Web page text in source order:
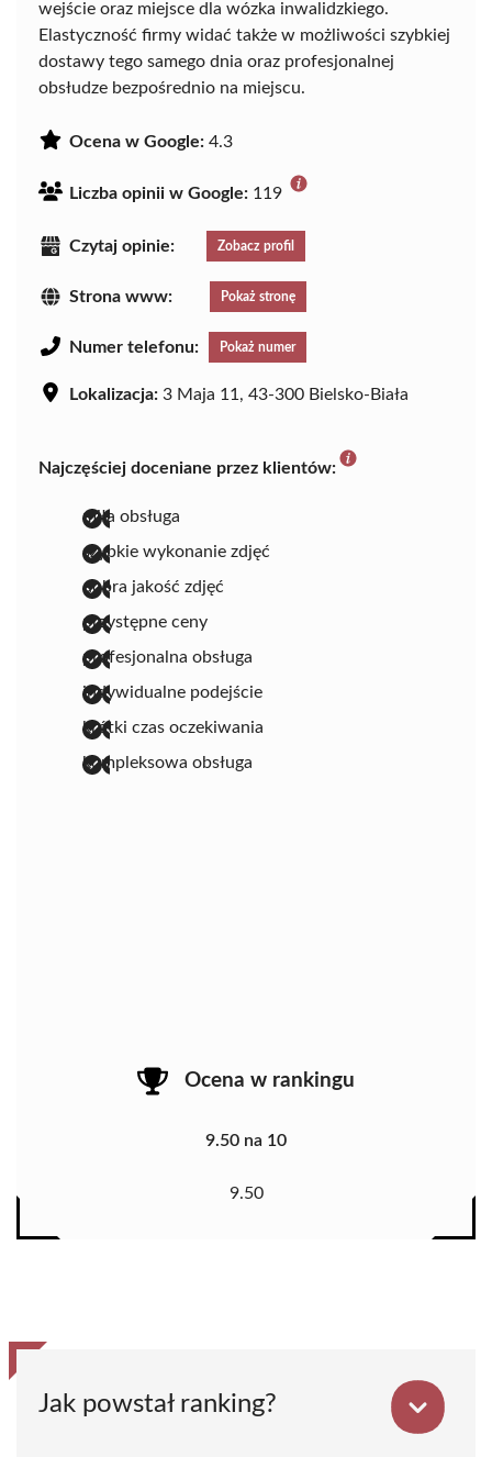
wejście oraz miejsce dla wózka inwalidzkiego.
Elastyczność firmy widać także w możliwości szybkiej
dostawy tego samego dnia oraz profesjonalnej
obsłudze bezpośrednio na miejscu.
Ocena w Google: 4.3
Liczba opinii w Google: 119
Czytaj opinie: Zobacz profil
Strona www: Pokaż stronę
Numer telefonu: Pokaż numer
Lokalizacja: 3 Maja 11, 43-300 Bielsko-Biała
Najczęściej doceniane przez klientów:
miła obsługa
szybkie wykonanie zdjęć
dobra jakość zdjęć
przystępne ceny
profesjonalna obsługa
indywidualne podejście
krótki czas oczekiwania
kompleksowa obsługa
Ocena w rankingu
9.50 na 10
9.50
Jak powstał ranking?